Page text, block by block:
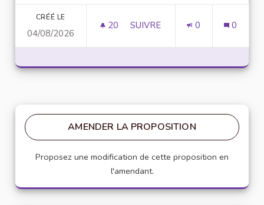
CRÉÉ LE
04/08/2026
20 20 ABONNÉS
SUIVRE 0 0
AMENDER LA PROPOSITION
Proposez une modification de cette proposition en
l'amendant.